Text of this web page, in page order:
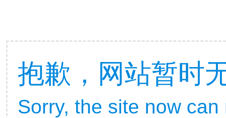
抱歉，网站暂时
Sorry, the site now